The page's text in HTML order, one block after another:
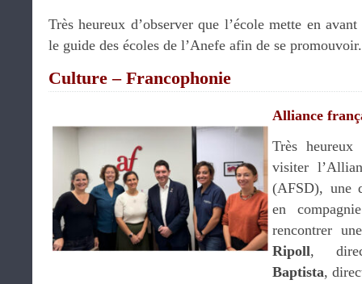
Très heureux d’observer que l’école mette en
le guide des écoles de l’Anefe afin de se
Culture – Francophonie
Alliance
Très heureux
visiter
(AFSD), une
en
rencontrer
Ripoll,
Baptista,